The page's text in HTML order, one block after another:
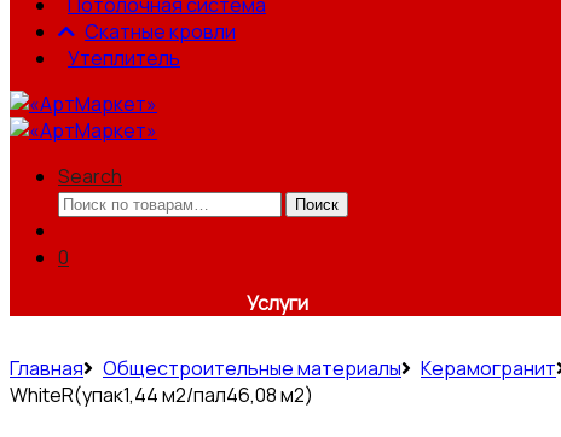
Скатные кровли
Утеплитель
Search
Искать:
Поиск
0
Услуги
Главная Общестроительные материалы Керамогранит
WhiteR(упак1,44 м2/пал46,08 м2)